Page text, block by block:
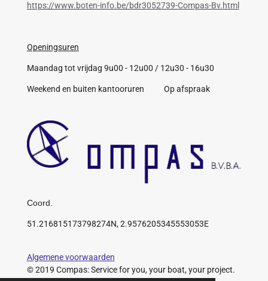
https://www.boten-info.be/bdr3052739-Compas-Bv.html
Openingsuren
Maandag tot vrijdag 9u00 - 12u00 / 12u30 - 16u30
Weekend en buiten kantooruren Op afspraak
Coord.
51.216815173798274N, 2.9576205345553053E
Algemene voorwaarden
© 2019 Compas: Service for you, your boat, your project.